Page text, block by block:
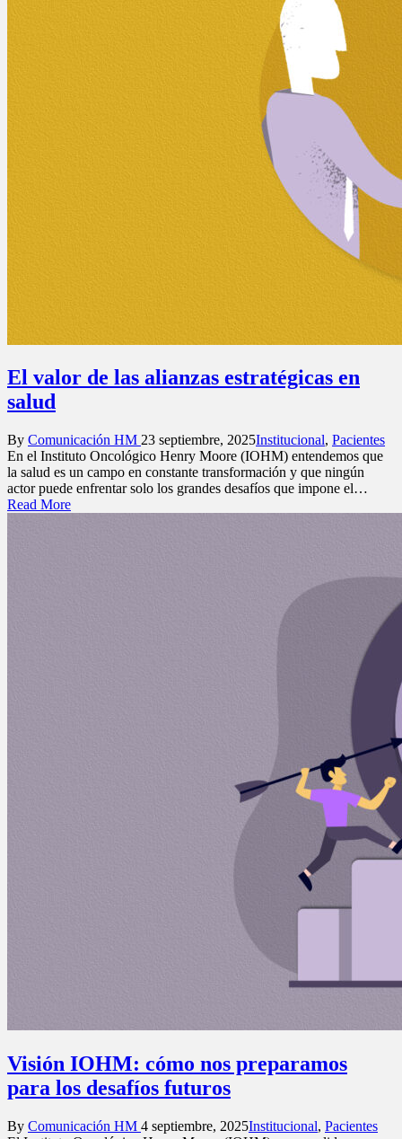
El valor de las alianzas estratégicas en
salud
Posted
by
By Comunicación HM 23 septiembre, 2025Posted
in
Institucional, Pacientes
En el Instituto Oncológico Henry Moore (IOHM) entendemos que
la salud es un campo en constante transformación y que ningún
actor puede enfrentar solo los grandes desafíos que impone el…
Read More
Visión IOHM: cómo nos preparamos
para los desafíos futuros
Posted
By Comunicación HM 4 septiembre, 2025Posted
Institucional, Pacientes